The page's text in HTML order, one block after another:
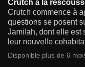
Crutch à la
Crutch commence à
questions se posent
Jamilah, dont elle est
leur nouvelle
Disponible plus de 6